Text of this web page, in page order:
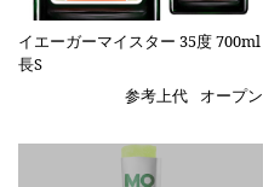
イエーガーマイスター 35度 700ml
長S
参考上代
オープン